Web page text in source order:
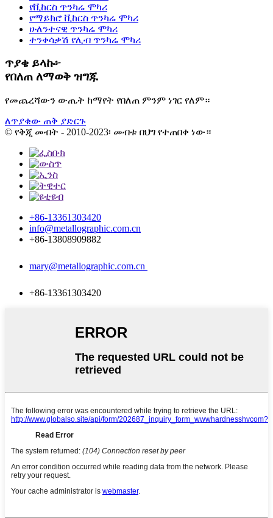
የቪከርስ ጥንካሬ ሞካሪ
የማይክሮ ቪከርስ ጥንካሬ ሞካሪ
ሁለንተናዊ ጥንካሬ ሞካሪ
ተንቀሳቃሽ የሊብ ጥንካሬ ሞካሪ
ጥያቄ ይላኩ፦
የበለጠ ለማወቅ ዝግጁ
የመጨረሻውን ውጤት ከማየት የበለጠ ምንም ነገር የለም።
ለጥያቄው ጠቅ ያድርጉ
© የቅጂ መብት - 2010-2023፡ መብቱ በህግ የተጠበቀ ነው።
+86-13361303420
info@metallographic.com.cn
+86-13808909882
mary@metallographic.com.cn
+86-13361303420